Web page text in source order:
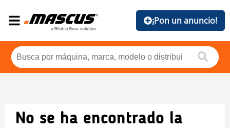
¡Pon un anuncio!
No se ha encontrado la